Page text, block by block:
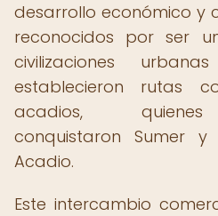
desarrollo económico y
reconocidos por ser
civilizaciones
establecieron rutas
acadios, quienes
conquistaron Sumer
Acadio.
Este intercambio